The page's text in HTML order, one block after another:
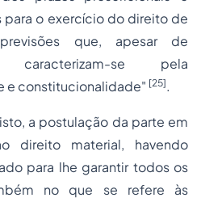
o exercício do direito de
que, apesar de
caracterizam-se pela
e constitucionalidade" [25].
da parte em
direito material, havendo
para lhe garantir todos os
no que se refere às